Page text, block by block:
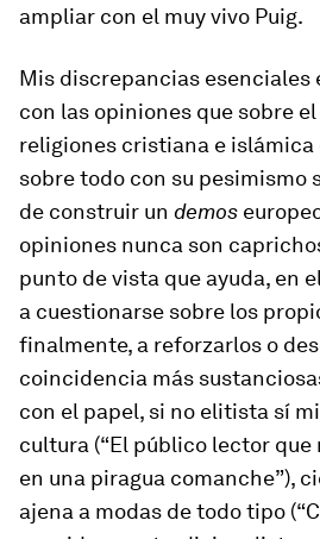
ampliar con el muy vivo Puig.
Mis discrepancias esenciales
con las opiniones que sobre
religiones cristiana e islámica
sobre todo con su pesimismo
de construir un demos
opiniones nunca son
punto de vista que ayuda, en
a cuestionarse sobre los
finalmente, a reforzarlos o
coincidencia más
con el papel, si no elitista sí
cultura (“El público lector
en una piragua comanche”),
ajena a modas de todo tipo